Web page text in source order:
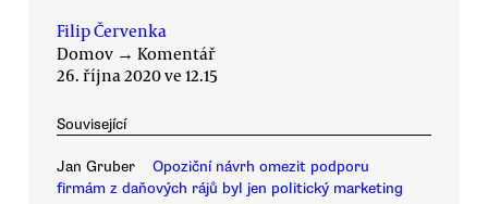
Filip Červenka
Domov → Komentář
26. října 2020 ve 12.15
Související
Jan Gruber
Opoziční návrh omezit podporu
firmám z daňových rájů byl jen politický marketing